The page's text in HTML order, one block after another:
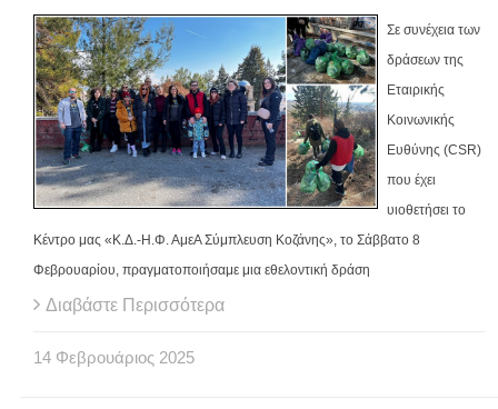
Σε συνέχεια των
δράσεων της
Εταιρικής
Κοινωνικής
Ευθύνης (CSR)
που έχει
υιοθετήσει το
Κέντρο μας «Κ.Δ.-Η.Φ. ΑμεΑ Σύμπλευση Κοζάνης» , το Σάββατο 8
Φεβρουαρίου, πραγματοποιήσαμε μια εθελοντική δράση
Διαβάστε Περισσότερα
14 Φεβρουάριος 2025